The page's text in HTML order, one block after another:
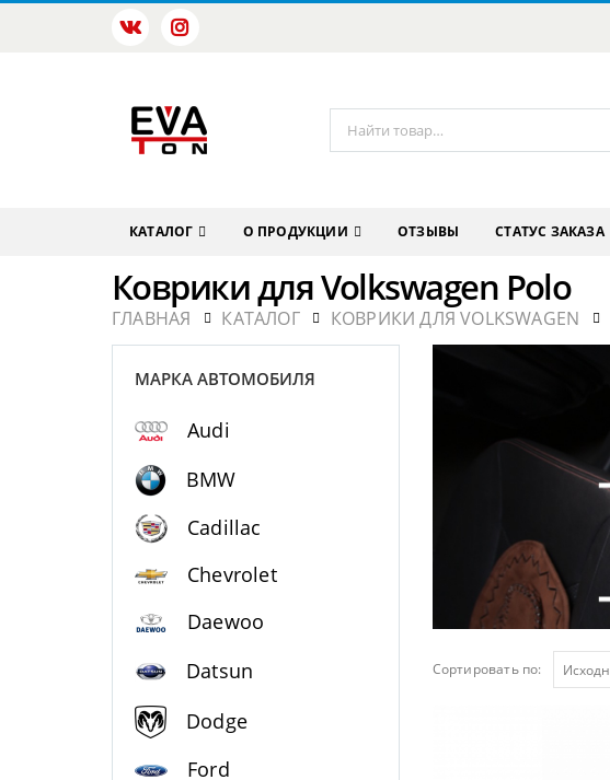
КАТАЛОГ О ПРОДУКЦИИ ОТЗЫВЫ СТАТУС ЗАКАЗА
Коврики для Volkswagen Polo
ГЛАВНАЯ КАТАЛОГ КОВРИКИ ДЛЯ VOLKSWAGEN
Сортировать по:
МАРКА АВТОМОБИЛЯ
Audi
BMW
Cadillac
Chevrolet
Daewoo
Datsun
Dodge
Ford